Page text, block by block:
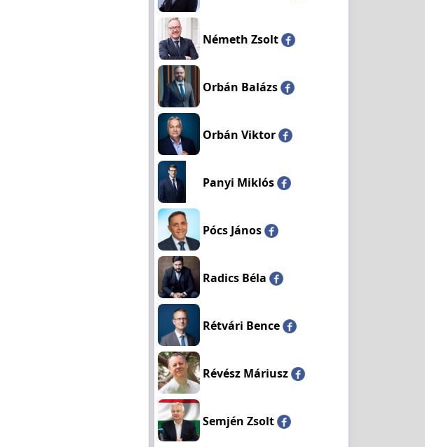
Németh Zsolt
Orbán Balázs
Orbán Viktor
Panyi Miklós
Pócs János
Radics Béla
Rétvári Bence
Révész Máriusz
Semjén Zsolt